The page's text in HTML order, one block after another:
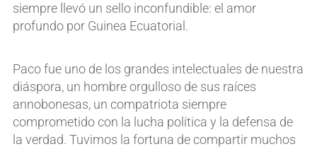
siempre llevó un sello inconfundible: el amor
profundo por Guinea Ecuatorial.
Paco fue uno de los grandes intelectuales de nuestra
diáspora, un hombre orgulloso de sus raíces
annobonesas, un compatriota siempre
comprometido con la lucha política y la defensa de
la verdad. Tuvimos la fortuna de compartir muchos